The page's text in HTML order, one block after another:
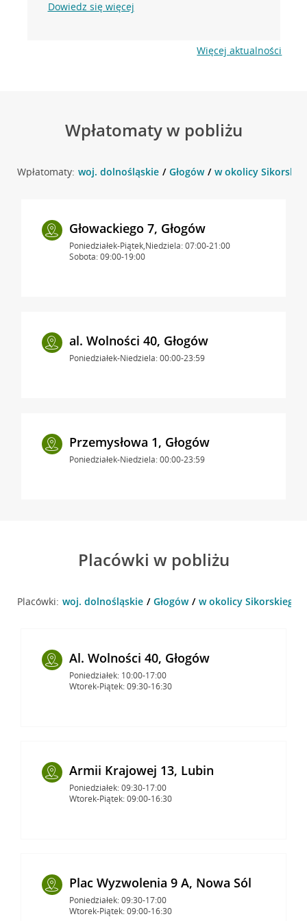
Dowiedz się więcej
Więcej aktualności
Wpłatomaty w pobliżu
Wpłatomaty: woj. dolnośląskie Głogów w okolicy
Głowackiego 7, Głogów
Poniedziałek-Piątek,Niedziela: 07:00-21:00
Sobota: 09:00-19:00
al. Wolności 40, Głogów
Poniedziałek-Niedziela: 00:00-23:59
Przemysłowa 1, Głogów
Poniedziałek-Niedziela: 00:00-23:59
Placówki w pobliżu
Placówki: woj. dolnośląskie Głogów w okolicy Sikorskiego
Al. Wolności 40, Głogów
Poniedziałek: 10:00-17:00
Wtorek-Piątek: 09:30-16:30
Armii Krajowej 13, Lubin
Poniedziałek: 09:30-17:00
Wtorek-Piątek: 09:00-16:30
Plac Wyzwolenia 9 A, Nowa Sól
Poniedziałek: 09:30-17:00
Wtorek-Piątek: 09:00-16:30